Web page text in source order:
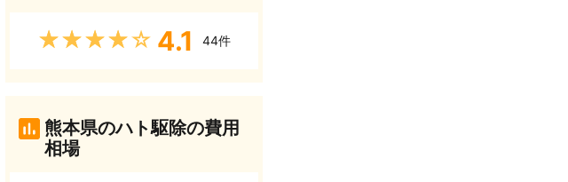
★★★★★ 4.1 44件
熊本県のハト駆除の費用
相場